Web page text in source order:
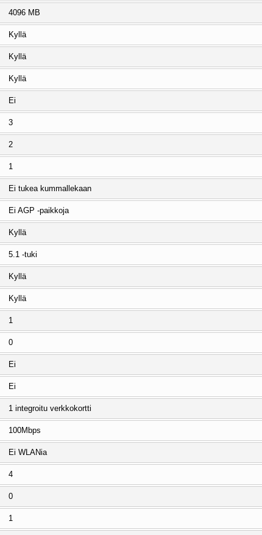
4096 MB
Kyllä
Kyllä
Kyllä
Ei
3
2
1
Ei tukea kummallekaan
Ei AGP -paikkoja
Kyllä
5.1 -tuki
Kyllä
Kyllä
1
0
Ei
Ei
1 integroitu verkkokortti
100Mbps
Ei WLANia
4
0
1